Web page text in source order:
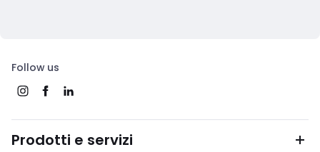
Follow us
Prodotti e servizi